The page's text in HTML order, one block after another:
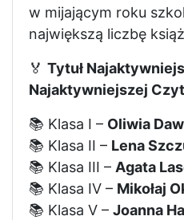
w mijającym roku
największą liczbę
🏅 Tytuł
Najaktywniejszej
📚 Klasa I – Oliwia
📚 Klasa II – Lena
📚 Klasa III – Agata
📚 Klasa IV – Mikołaj
📚 Klasa V – Joanna